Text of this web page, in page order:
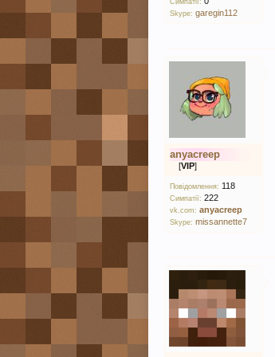
Симпатії:
Skype: garegin112
anyacreep
[VIP]
Повідомлення: 118
Симпатії: 222
vk.com: anyacreep
Skype: missannette7